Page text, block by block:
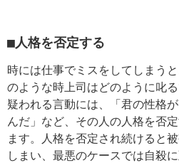
■人格を否定する
時には仕事でミスをしてしまう
のような時上司はどのように叱
疑われる言動には、「君の性格
んだ」など、その人の人格を否
ます。人格を否定され続けると
しまい、最悪のケースでは自殺